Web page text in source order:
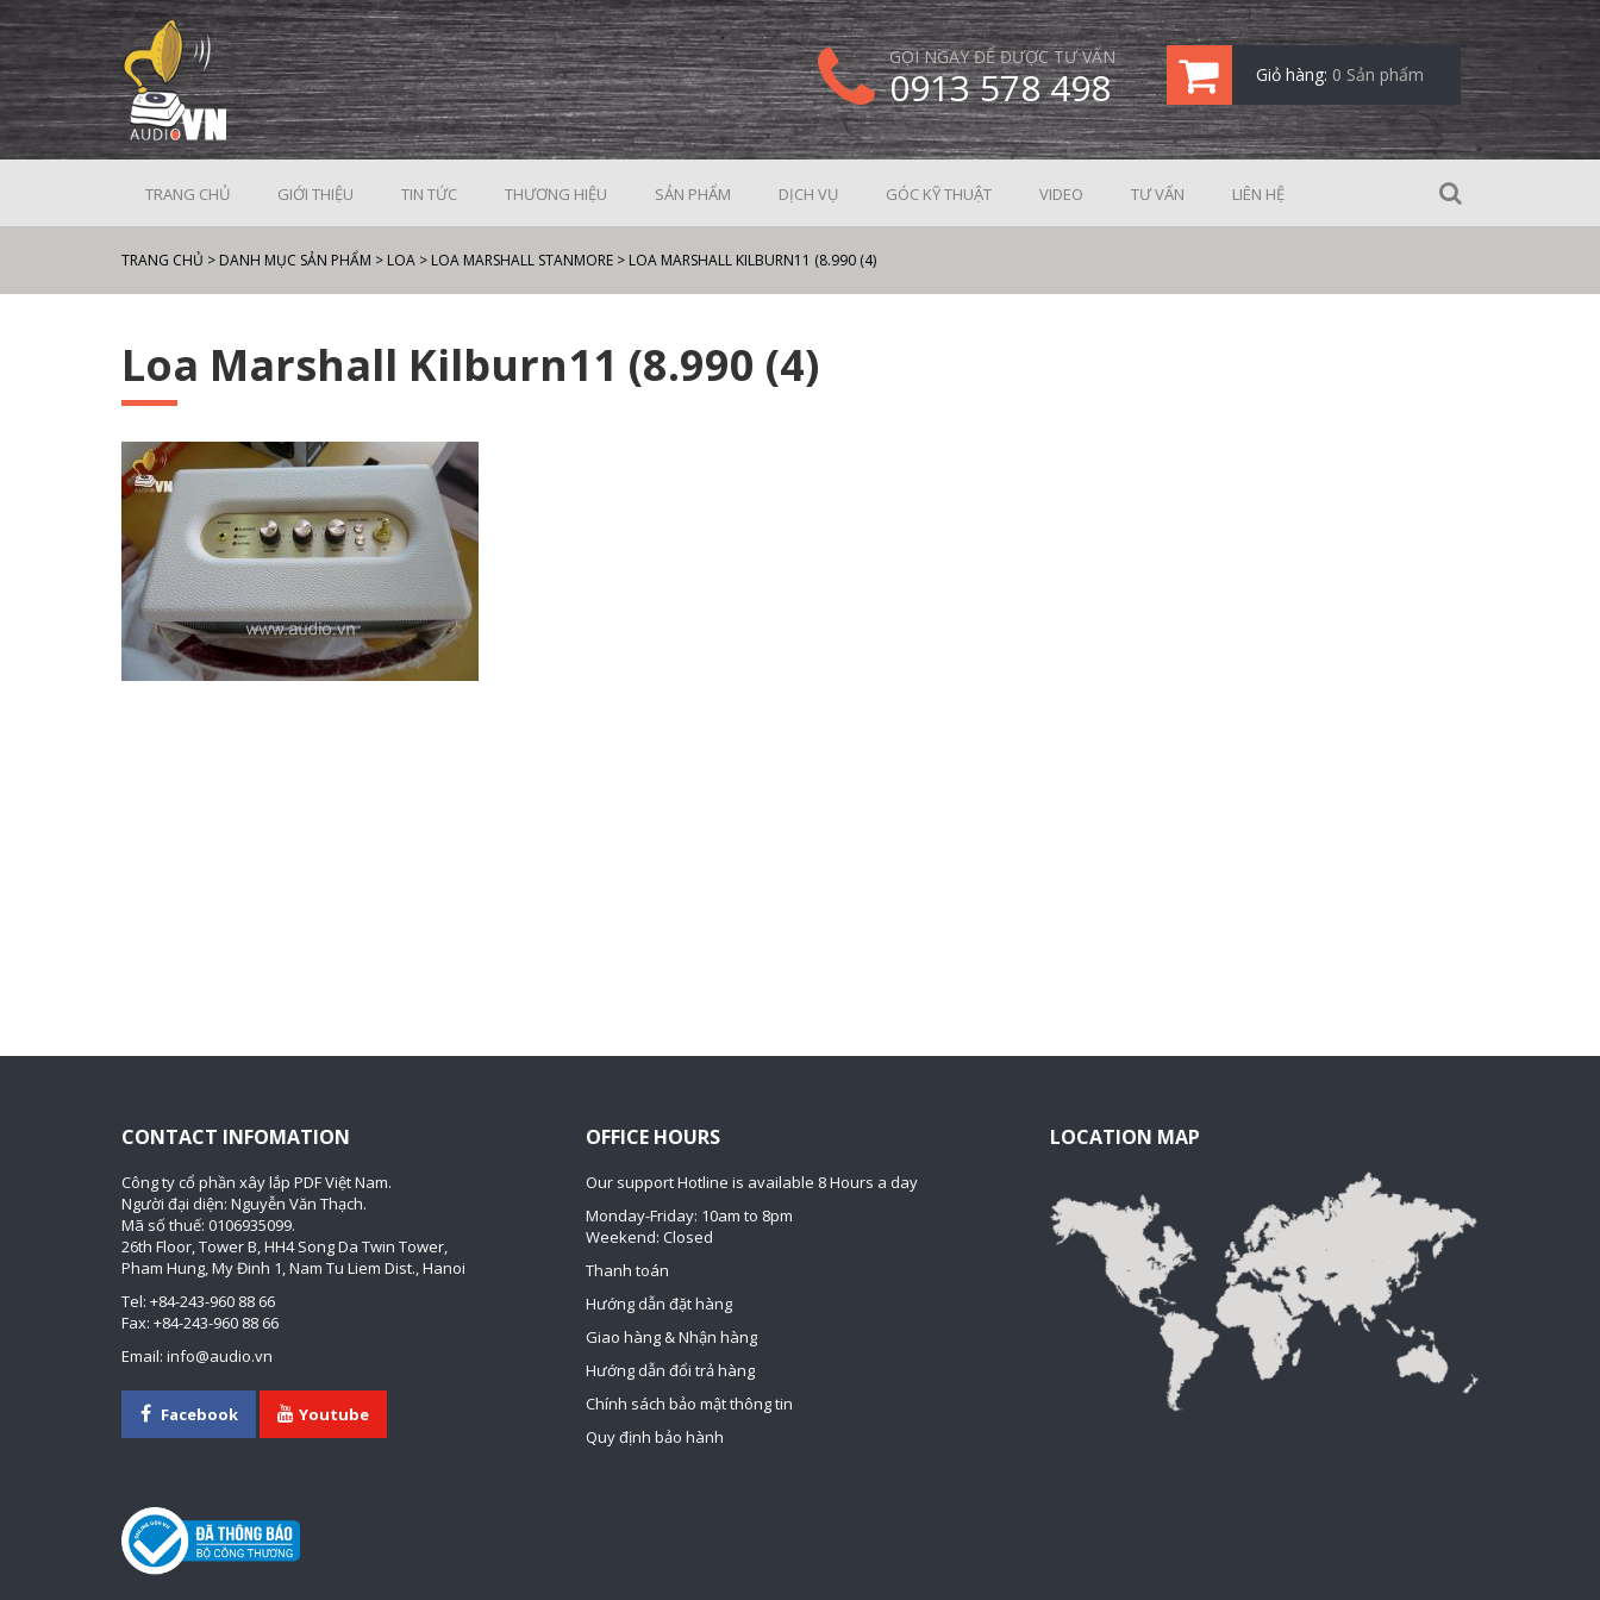
GỌI NGAY ĐỂ ĐƯỢC TƯ VẤN
0913 578 498 Giỏ hàng: 0 Sản phẩm
TRANG CHỦ GIỚI THIỆU TIN TỨC THƯƠNG HIỆU SẢN PHẨM DỊCH VỤ GÓC KỸ THUẬT VIDEO TƯ VẤN LIÊN HỆ
TRANG CHỦ > DANH MỤC SẢN PHẨM > LOA > LOA MARSHALL STANMORE > LOA MARSHALL KILBURN11 (8.990 (4)
Loa Marshall Kilburn11 (8.990 (4)
CONTACT INFOMATION
Công ty cổ phần xây lắp PDF Việt Nam.
Người đại diện: Nguyễn Văn Thạch.
Mã số thuế: 0106935099.
26th Floor, Tower B, HH4 Song Da Twin Tower,
Pham Hung, My Đinh 1, Nam Tu Liem Dist., Hanoi
Tel: +84-243-960 88 66
Fax: +84-243-960 88 66
Email: info@audio.vn
Facebook Youtube
OFFICE HOURS
Our support Hotline is available 8 Hours a day
Monday-Friday: 10am to 8pm
Weekend: Closed
Thanh toán
Hướng dẫn đặt hàng
Giao hàng & Nhận hàng
Hướng dẫn đổi trả hàng
Chính sách bảo mật thông tin
Quy định bảo hành
LOCATION MAP